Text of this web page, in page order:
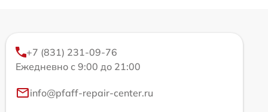
+7 (831) 231-09-76
Ежедневно с 9:00 до 21:00
info@pfaff-repair-center.ru